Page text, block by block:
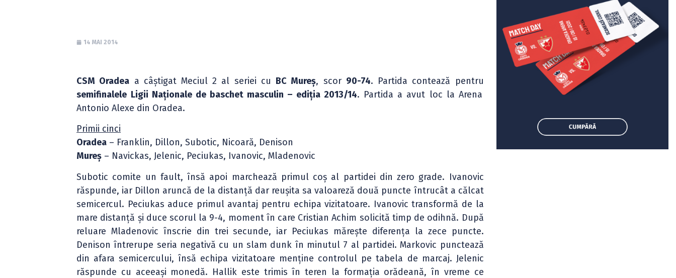
14 MAI 2014
CSM Oradea a câștigat Meciul 2 al seriei cu BC Mureș, scor 90-74. Partida contează pentru
semifinalele Ligii Naționale de baschet masculin – ediția 2013/14. Partida a avut loc la Arena
Antonio Alexe din Oradea.
Primii cinci
Oradea – Franklin, Dillon, Subotic, Nicoară, Denison
Mureș – Navickas, Jelenic, Peciukas, Ivanovic, Mladenovic
Subotic comite un fault, însă apoi marchează primul coș al partidei din zero grade. Ivanovic
răspunde, iar Dillon aruncă de la distanță dar reușita sa valoareză două puncte întrucât a călcat
semicercul. Peciukas aduce primul avantaj pentru echipa vizitatoare. Ivanovic transformă de la
mare distanță și duce scorul la 9-4, moment în care Cristian Achim solicită timp de odihnă. După
reluare Mladenovic înscrie din trei secunde, iar Peciukas mărește diferența la zece puncte.
Denison întrerupe seria negativă cu un slam dunk în minutul 7 al partidei. Markovic punctează
din afara semicercului, însă echipa vizitatoare menține controlul pe tabela de marcaj. Jelenic
răspunde cu aceeași monedă. Hallik este trimis în teren la formația orădeană, în vreme ce